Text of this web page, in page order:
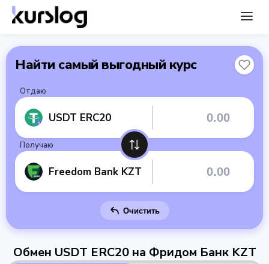
Найти самый выгодный курс
Отдаю
USDT ERC20
Получаю
Freedom Bank KZT
Очистить
Обмен USDT ERC20 на Фридом Банк KZT